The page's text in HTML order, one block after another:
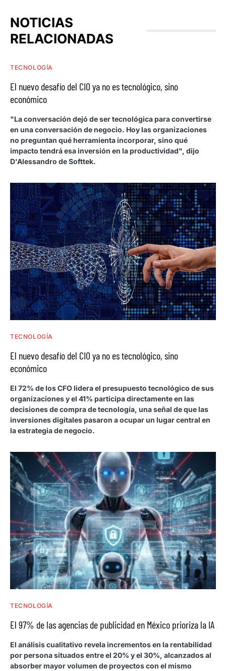
NOTICIAS
RELACIONADAS
TECNOLOGÍA
El nuevo desafío del CIO ya no es tecnológico, sino
económico
"La conversación dejó de ser tecnológica para convertirse
en una conversación de negocio. Hoy las organizaciones
no preguntan qué herramienta incorporar, sino qué
impacto tendrá esa inversión en la productividad", dijo
D'Alessandro de Softtek.
TECNOLOGÍA
El nuevo desafío del CIO ya no es tecnológico, sino
económico
El 72% de los CFO lidera el presupuesto tecnológico de sus
organizaciones y el 41% participa directamente en las
decisiones de compra de tecnología, una señal de que las
inversiones digitales pasaron a ocupar un lugar central en
la estrategia de negocio.
TECNOLOGÍA
El 97% de las agencias de publicidad en México prioriza la IA
El análisis cualitativo revela incrementos en la rentabilidad
por persona situados entre el 20% y el 30%, alcanzados al
absorber mayor volumen de proyectos con el mismo